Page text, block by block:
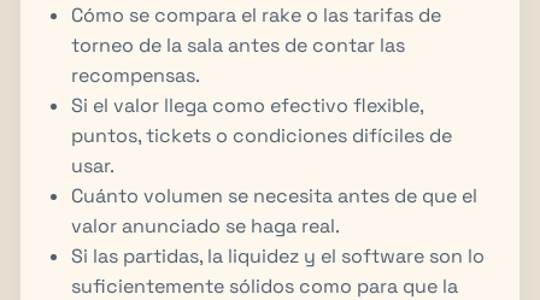
Cómo se compara el rake o las tarifas de
torneo de la sala antes de contar las
recompensas.
Si el valor llega como efectivo flexible,
puntos, tickets o condiciones difíciles de
usar.
Cuánto volumen se necesita antes de que el
valor anunciado se haga real.
Si las partidas, la liquidez y el software son lo
suficientemente sólidos como para que la